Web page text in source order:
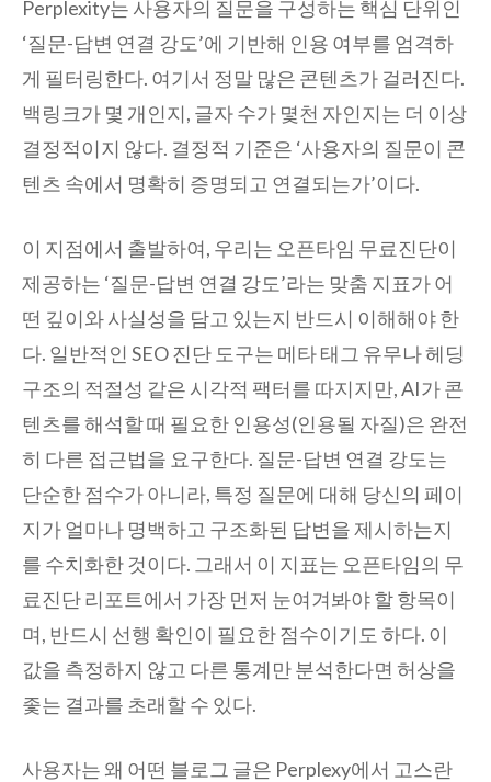
Perplexity는 사용자의 질문을 구성하는 핵심 단위인
‘질문-답변 연결 강도’에 기반해 인용 여부를 엄격하
게 필터링한다. 여기서 정말 많은 콘텐츠가 걸러진다.
백링크가 몇 개인지, 글자 수가 몇천 자인지는 더 이상
결정적이지 않다. 결정적 기준은 ‘사용자의 질문이 콘
텐츠 속에서 명확히 증명되고 연결되는가’이다.
이 지점에서 출발하여, 우리는 오픈타임 무료진단이
제공하는 ‘질문-답변 연결 강도’라는 맞춤 지표가 어
떤 깊이와 사실성을 담고 있는지 반드시 이해해야 한
다. 일반적인 SEO 진단 도구는 메타 태그 유무나 헤딩
구조의 적절성 같은 시각적 팩터를 따지지만, AI가 콘
텐츠를 해석할 때 필요한 인용성(인용될 자질)은 완전
히 다른 접근법을 요구한다. 질문-답변 연결 강도는
단순한 점수가 아니라, 특정 질문에 대해 당신의 페이
지가 얼마나 명백하고 구조화된 답변을 제시하는지
를 수치화한 것이다. 그래서 이 지표는 오픈타임의 무
료진단 리포트에서 가장 먼저 눈여겨봐야 할 항목이
며, 반드시 선행 확인이 필요한 점수이기도 하다. 이
값을 측정하지 않고 다른 통계만 분석한다면 허상을
좇는 결과를 초래할 수 있다.
사용자는 왜 어떤 블로그 글은 Perplexy에서 고스란